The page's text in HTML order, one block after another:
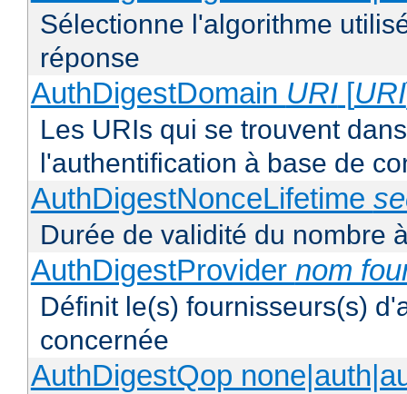
Sélectionne l'algorithme
réponse
AuthDigestDomain URI[URI
Les URIs qui se trouvent
l'authentification à base de
AuthDigestNonceLifetime
Durée de validité du nombre
AuthDigestProvider nom
Définit le(s) fournisseurs(s)
concernée
AuthDigestQop